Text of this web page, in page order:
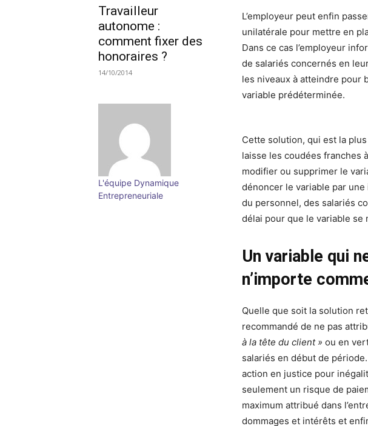
Travailleur
autonome :
comment fixer des
honoraires ?
14/10/2014
L'équipe Dynamique
Entrepreneuriale
L’employeur peut enfin
unilatérale pour mettre en
Dans ce cas l’employeur
de salariés concernés en
les niveaux à atteindre pour
variable prédéterminée.
Cette solution, qui est la
laisse les coudées franches
modifier ou supprimer le
dénoncer le variable par
du personnel, des salariés
délai pour que le variable se
Un variable qui
n’importe
Quelle que soit la solution
recommandé de ne pas
à la tête du client » ou en
salariés en début de
action en justice pour
seulement un risque de
maximum attribué dans
dommages et intérêts et